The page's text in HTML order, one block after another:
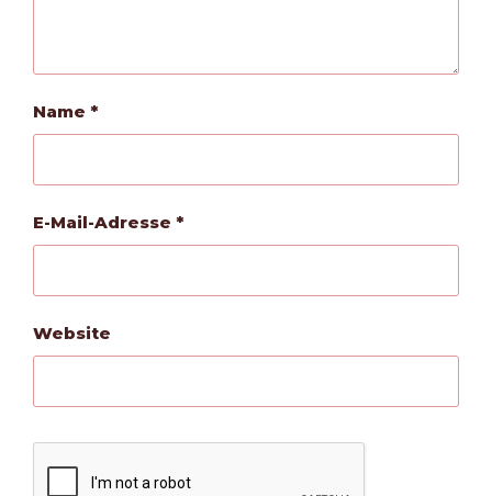
Name *
E-Mail-Adresse *
Website